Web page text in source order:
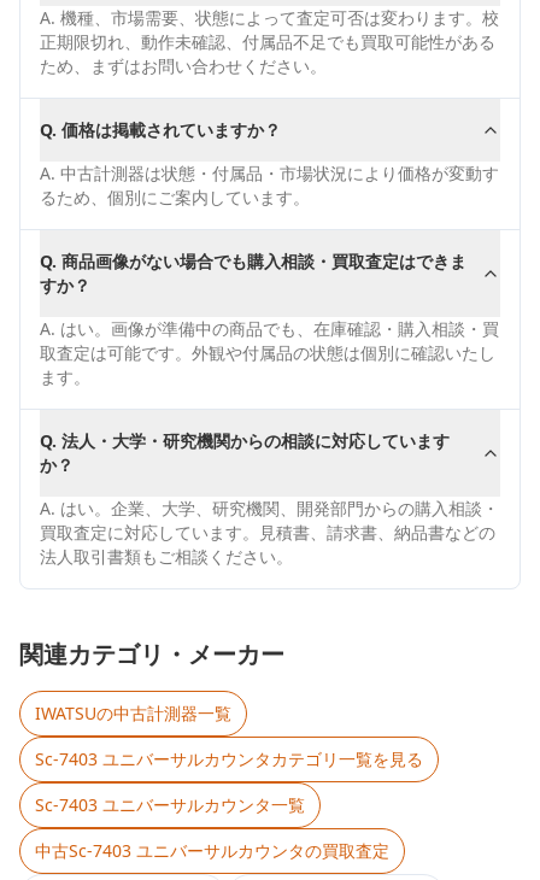
A. 機種、市場需要、状態によって査定可否は変わります。校
正期限切れ、動作未確認、付属品不足でも買取可能性がある
ため、まずはお問い合わせください。
Q. 価格は掲載されていますか？
A. 中古計測器は状態・付属品・市場状況により価格が変動す
るため、個別にご案内しています。
Q. 商品画像がない場合でも購入相談・買取査定はできま
すか？
A. はい。画像が準備中の商品でも、在庫確認・購入相談・買
取査定は可能です。外観や付属品の状態は個別に確認いたし
ます。
Q. 法人・大学・研究機関からの相談に対応しています
か？
A. はい。企業、大学、研究機関、開発部門からの購入相談・
買取査定に対応しています。見積書、請求書、納品書などの
法人取引書類もご相談ください。
関連カテゴリ・メーカー
IWATSUの中古計測器一覧
Sc-7403 ユニバーサルカウンタカテゴリ一覧を見る
Sc-7403 ユニバーサルカウンタ一覧
中古Sc-7403 ユニバーサルカウンタの買取査定